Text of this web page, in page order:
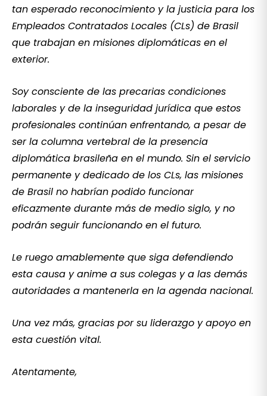
tan esperado reconocimiento y la justicia para los
Empleados Contratados Locales (CLs) de Brasil
que trabajan en misiones diplomáticas en el
exterior.
Soy consciente de las precarias condiciones
laborales y de la inseguridad jurídica que estos
profesionales continúan enfrentando, a pesar de
ser la columna vertebral de la presencia
diplomática brasileña en el mundo. Sin el servicio
permanente y dedicado de los CLs, las misiones
de Brasil no habrían podido funcionar
eficazmente durante más de medio siglo, y no
podrán seguir funcionando en el futuro.
Le ruego amablemente que siga defendiendo
esta causa y anime a sus colegas y a las demás
autoridades a mantenerla en la agenda nacional.
Una vez más, gracias por su liderazgo y apoyo en
esta cuestión vital.
Atentamente,